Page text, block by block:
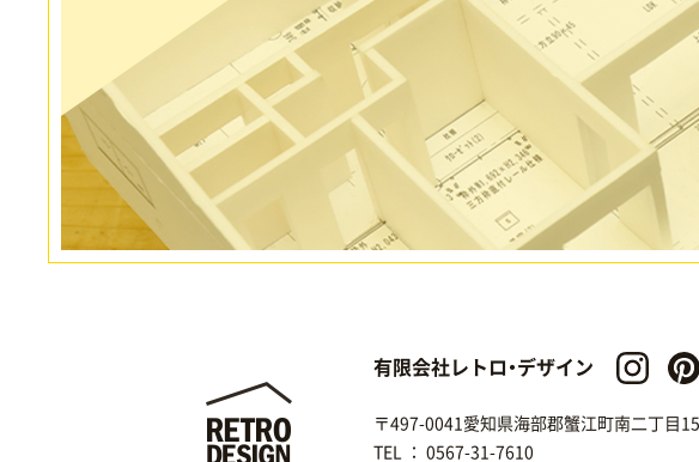
有限会社レトロ・デザイン
〒497-0041愛知県海部郡蟹江町南二丁目
TEL ： 0567-31-7610